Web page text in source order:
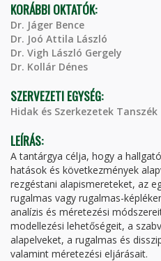
KORÁBBI OKTATÓK:
Dr. Jáger Bence
Dr. Joó Attila László
Dr. Vigh László Gergely
Dr. Kollár Dénes
SZERVEZETI EGYSÉG:
Hidak és Szerkezetek Tanszék
LEÍRÁS:
A tantárgya célja, hogy a
hatások és következmények
rezgéstani alapismereteket, az
rugalmas vagy rugalmas-
analízis és méretezési
modellezési lehetőségeit, a
alapelveket, a rugalmas és
valamint méretezési eljárásait.